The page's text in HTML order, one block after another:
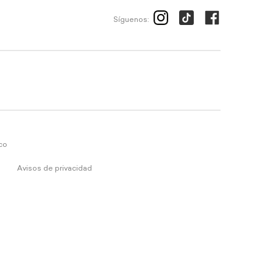
Síguenos:
Avisos de privacidad